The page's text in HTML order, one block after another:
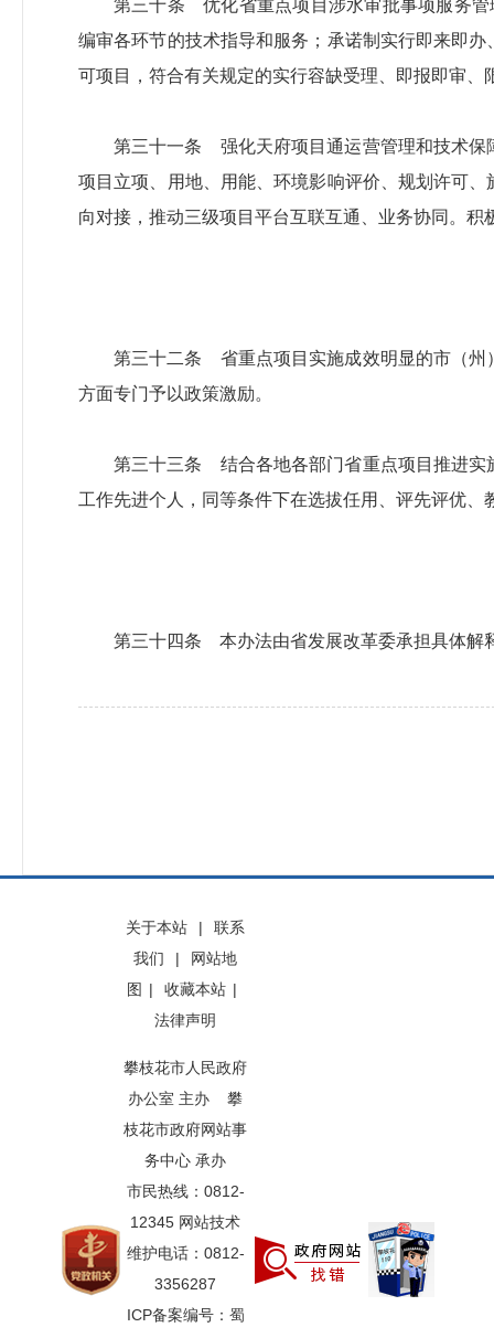
第三十条 优化省重点项目涉水审批事项服务管
编审各环节的技术指导和服务；承诺制实行即来即
可项目，符合有关规定的实行容缺受理、即报即审
第三十一条 强化天府项目通运营管理和技术保
项目立项、用地、用能、环境影响评价、规划许可
向对接，推动三级项目平台互联互通、业务协同。
第三十二条 省重点项目实施成效明显的市（州
方面专门予以政策激励。
第三十三条 结合各地各部门省重点项目推进实
工作先进个人，同等条件下在选拔任用、评先评优、
第三十四条 本办法由省发展改革委承担具体解
关于本站 |
联系
我们
|
网站地
图 | 收藏本站 |
法律声明
攀枝花市人民政府
办公室 主办 攀
枝花市政府网站事
务中心 承办
市民热线：0812-
12345 网站技术
维护电话：0812-
3356287
ICP备案编号：蜀